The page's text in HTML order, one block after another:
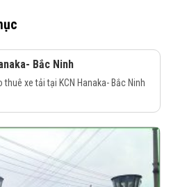
Bắc Ninh
xe tải tại KCN Hanaka- Bắc Ninh